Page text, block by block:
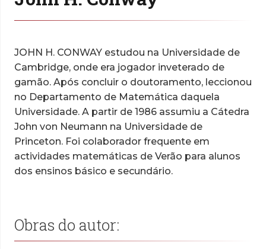
JOHN H. CONWAY estudou na Universidade de
Cambridge, onde era jogador inveterado de
gamão. Após concluir o doutoramento, leccionou
no Departamento de Matemática daquela
Universidade. A partir de 1986 assumiu a Cátedra
John von Neumann na Universidade de
Princeton. Foi colaborador frequente em
actividades matemáticas de Verão para alunos
dos ensinos básico e secundário.
Obras do autor: